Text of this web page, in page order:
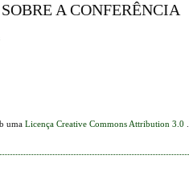
A CONFERÊNCIA
umaLicença Creative Commons Attribution 3.0.